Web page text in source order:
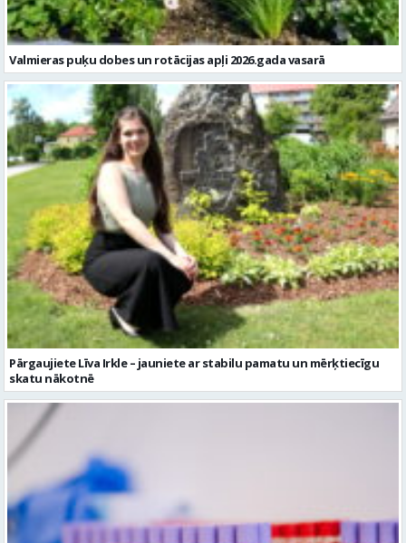
Valmieras puķu dobes un rotācijas apļi 2026.gada vasarā
Pārgaujiete Līva Irkle – jauniete ar stabilu pamatu un mērķtiecīgu
skatu nākotnē